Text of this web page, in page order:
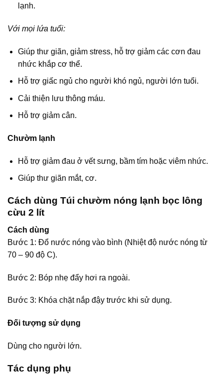
lạnh.
Với mọi lứa tuổi:
Giúp thư giãn, giảm stress, hỗ trợ giảm các cơn đau
nhức khắp cơ thể.
Hỗ trợ giấc ngủ cho người khó ngủ, người lớn tuổi.
Cải thiện lưu thông máu.
Hỗ trợ giảm cân.
Chườm lạnh
Hỗ trợ giảm đau ở vết sưng, bầm tím hoặc viêm nhức.
Giúp thư giãn mắt, cơ.
Cách dùng Túi chườm nóng lạnh bọc lông
cừu 2 lít
Cách dùng
Bước 1: Đổ nước nóng vào bình (Nhiệt độ nước nóng từ
70 – 90 độ C).
Bước 2: Bóp nhẹ đẩy hơi ra ngoài.
Bước 3: Khóa chặt nắp đậy trước khi sử dụng.
Đối tượng sử dụng
Dùng cho người lớn.
Tác dụng phụ